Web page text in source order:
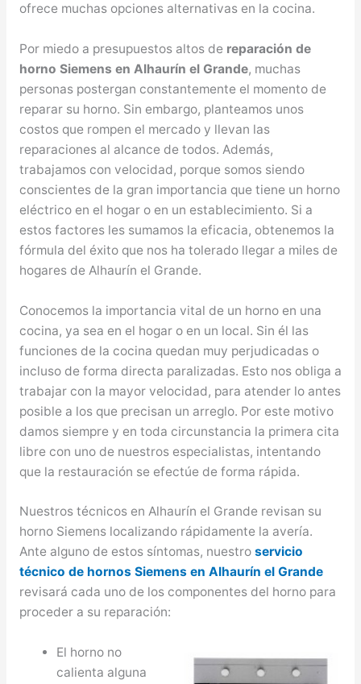
ofrece muchas opciones alternativas en la cocina.
Por miedo a presupuestos altos de reparación de
horno Siemens en Alhaurín el Grande, muchas
personas postergan constantemente el momento de
reparar su horno. Sin embargo, planteamos unos
costos que rompen el mercado y llevan las
reparaciones al alcance de todos. Además,
trabajamos con velocidad, porque somos siendo
conscientes de la gran importancia que tiene un horno
eléctrico en el hogar o en un establecimiento. Si a
estos factores les sumamos la eficacia, obtenemos la
fórmula del éxito que nos ha tolerado llegar a miles de
hogares de Alhaurín el Grande.
Conocemos la importancia vital de un horno en una
cocina, ya sea en el hogar o en un local. Sin él las
funciones de la cocina quedan muy perjudicadas o
incluso de forma directa paralizadas. Esto nos obliga a
trabajar con la mayor velocidad, para atender lo antes
posible a los que precisan un arreglo. Por este motivo
damos siempre y en toda circunstancia la primera cita
libre con uno de nuestros especialistas, intentando
que la restauración se efectúe de forma rápida.
Nuestros técnicos en Alhaurín el Grande revisan su
horno Siemens localizando rápidamente la avería.
Ante alguno de estos síntomas, nuestro servicio
técnico de hornos Siemens en Alhaurín el Grande
revisará cada uno de los componentes del horno para
proceder a su reparación:
El horno no
calienta alguna